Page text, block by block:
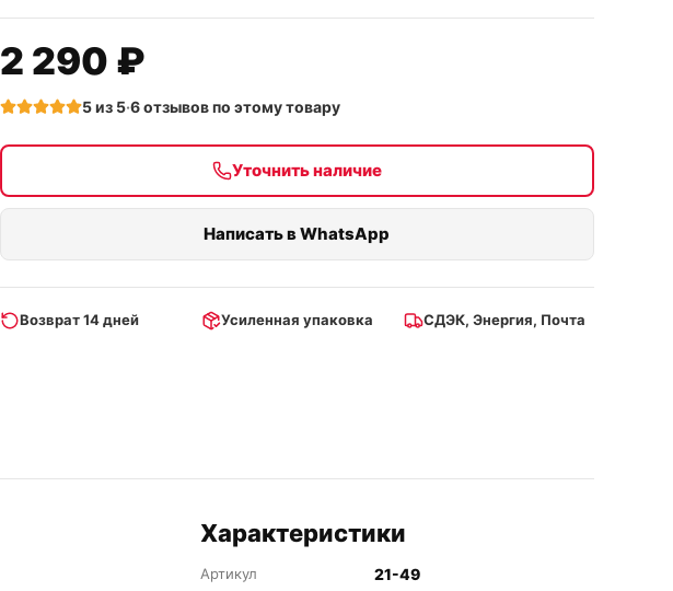
2 290 ₽
5из 5·6отзывовпо этому товару
Уточнить наличие
Написать в WhatsApp
Возврат 14 дней Усиленная упаковка СДЭК, Энергия, Почта
Характеристики
Артикул 21-49